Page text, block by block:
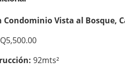
Condominio Vista al Bosque,
Q5,500.00
92mts²